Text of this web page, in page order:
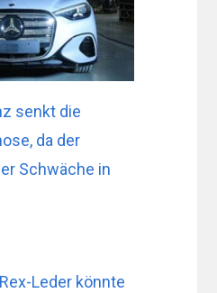
senkt die
da der
Schwäche in
Leder könnte